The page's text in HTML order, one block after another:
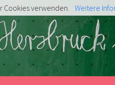
Cookies verwenden. Weitere